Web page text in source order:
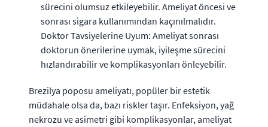
sürecini olumsuz etkileyebilir. Ameliyat öncesi ve
sonrası sigara kullanımından kaçınılmalıdır.
Doktor Tavsiyelerine Uyum: Ameliyat sonrası
doktorun önerilerine uymak, iyileşme sürecini
hızlandırabilir ve komplikasyonları önleyebilir.
Brezilya poposu ameliyatı, popüler bir estetik
müdahale olsa da, bazı riskler taşır. Enfeksiyon, yağ
nekrozu ve asimetri gibi komplikasyonlar, ameliyat